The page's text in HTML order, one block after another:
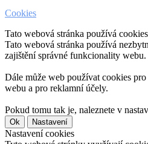
Cookies
Tato webová stránka používá cookies
Tato webová stránka používá
zajištění správné funkcionality webu.
Dále může web používat cookies
webu a pro reklamní účely.
Pokud tomu tak je, naleznete v
Ok Nastavení
Nastavení cookies